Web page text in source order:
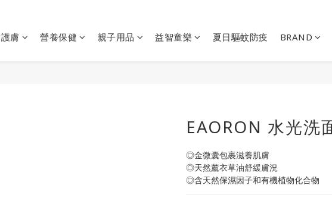
膚 營養保健 親子用品 益智童樂 夏日驅蚊防疫 BRAND
EAORON 水光洗
◎金微囊包裹滋養肌膚
◎天然薰衣草油舒緩膚況
◎含天然保濕因子和有機植物化合物